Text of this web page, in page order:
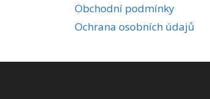
Obchodní podmínky
Ochrana osobních údajů